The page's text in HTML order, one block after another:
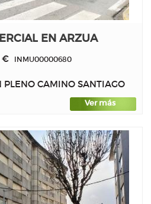
EN ARZUA
€INMU00000680
CAMINO SANTIAGO
Ver más